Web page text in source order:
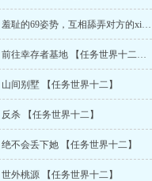
227. 羞耻的69姿势，互相舔弄对方的xing器 【任务世界十二】
229. 前往幸存者基地 【任务世界十二】（2300珠加更）
山间别墅 【任务世界十二】
反杀 【任务世界十二】
绝不会丢下她 【任务世界十二】
世外桃源 【任务世界十二】